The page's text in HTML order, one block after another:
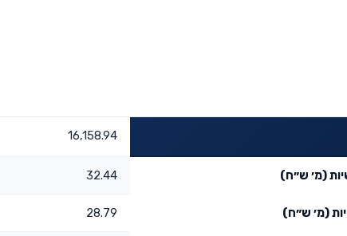
16,158.94
(מ׳ ש״ח) 32.44
(מ׳ ש״ח) 28.79